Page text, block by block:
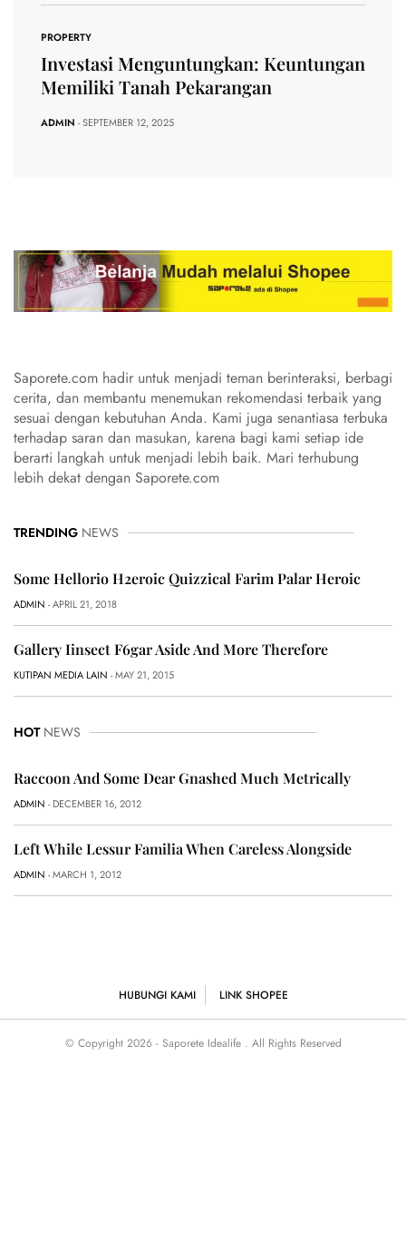
PROPERTY
Investasi Menguntungkan: Keuntungan
Memiliki Tanah Pekarangan
ADMIN - SEPTEMBER 12, 2025
Saporete.com hadir untuk menjadi teman berinteraksi, berbagi
cerita, dan membantu menemukan rekomendasi terbaik yang
sesuai dengan kebutuhan Anda. Kami juga senantiasa terbuka
terhadap saran dan masukan, karena bagi kami setiap ide
berarti langkah untuk menjadi lebih baik. Mari terhubung
lebih dekat dengan Saporete.com
TRENDING NEWS
Some Hellorio H2eroic Quizzical Farim Palar Heroic
ADMIN - APRIL 21, 2018
Gallery Iinsect F6gar Aside And More Therefore
KUTIPAN MEDIA LAIN - MAY 21, 2015
HOTNEWS
Raccoon And Some Dear Gnashed Much Metrically
ADMIN - DECEMBER 16, 2012
Left While Lessur Familia When Careless Alongside
ADMIN - MARCH 1, 2012
HUBUNGI KAMI LINK SHOPEE
© Copyright 2026 - Saporete Idealife . All Rights Reserved